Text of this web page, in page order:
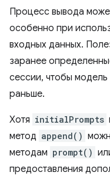
Процесс вывода
особенно при
входных данных.
заранее
сессии, чтобы модель
раньше.
Хотя initialPrompts
метод append()
методам prompt()
предоставления